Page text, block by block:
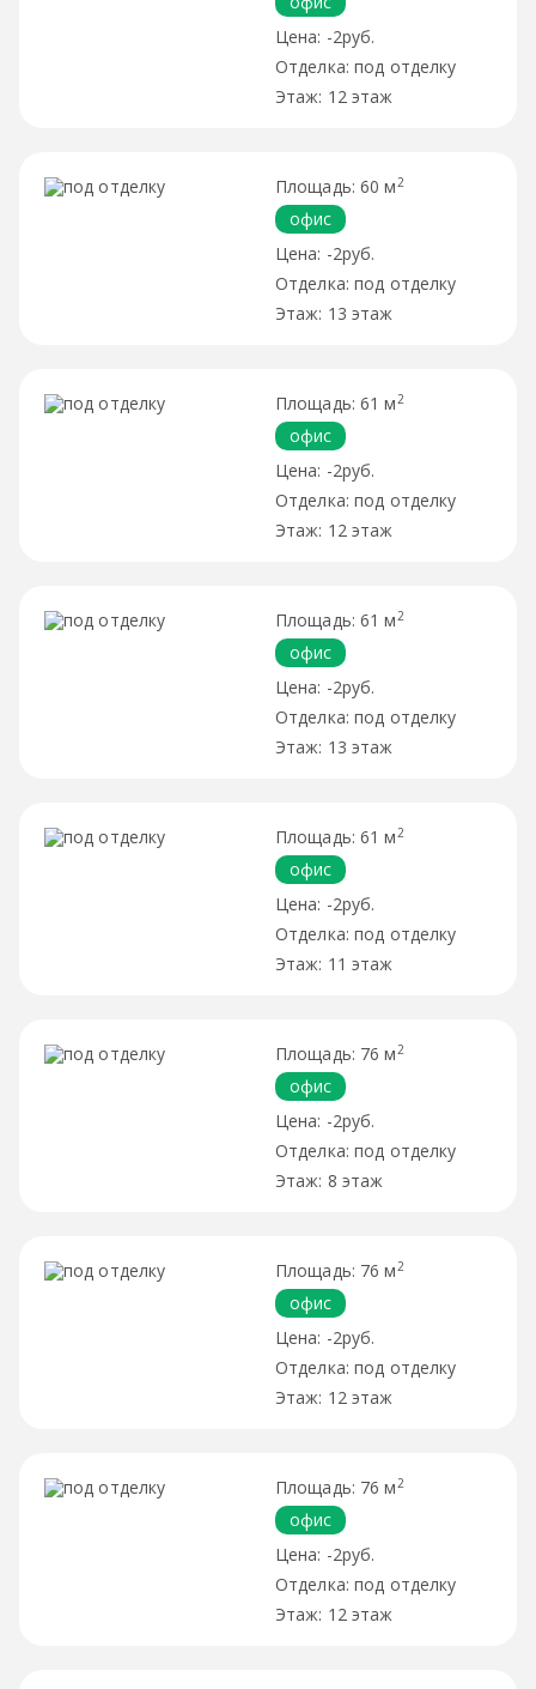
-2руб.
под отделку
12 этаж
60 м 2
офис
-2руб.
под отделку
13 этаж
61 м 2
офис
-2руб.
под отделку
12 этаж
61 м 2
офис
-2руб.
под отделку
13 этаж
61 м 2
офис
-2руб.
под отделку
11 этаж
76 м 2
офис
-2руб.
под отделку
8 этаж
76 м 2
офис
-2руб.
под отделку
12 этаж
76 м 2
офис
-2руб.
под отделку
12 этаж